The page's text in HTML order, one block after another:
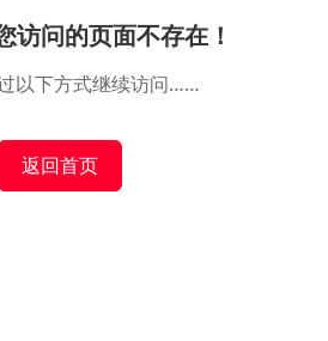
访问的页面不存在！
以下方式继续访问……
返回首页